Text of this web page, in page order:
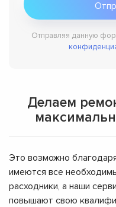
Отправляя данную
Делаем
Это возможно
имеются все
расходники, а наши
повышают свою